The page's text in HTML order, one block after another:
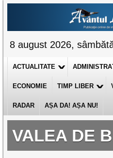
8 august 2026,
ACTUALITATE
ECONOMIE TIMP LIBER
RADAR AȘA DA! AȘA NU!
VALEA DE